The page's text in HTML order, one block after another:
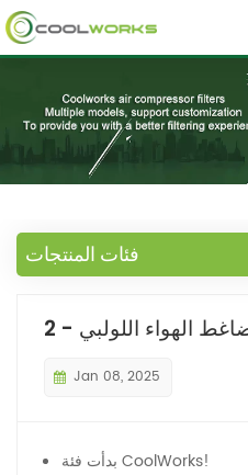
+8613525046291
فئات المنتجات
الهواء اللولبي - 2
Jan 08, 2025
بدأت فئة CoolWorks!